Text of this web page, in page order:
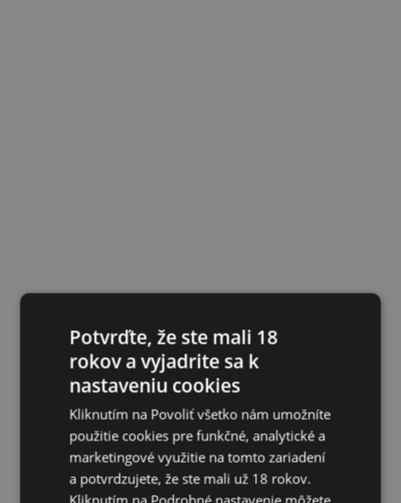
Potvrďte, že ste mali 18
rokov a vyjadrite sa k
nastaveniu cookies
Kliknutím na Povoliť všetko nám umožníte
použitie cookies pre funkčné, analytické a
marketingové využitie na tomto zariadení
a potvrdzujete, že ste mali už 18 rokov.